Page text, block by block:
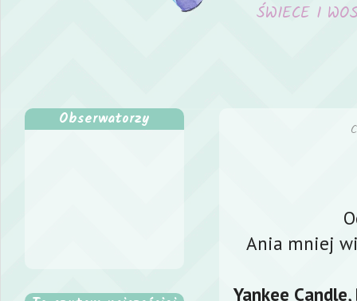
ŚWIECE I
Ania mniej
Yankee Candle,
Obserwatorzy